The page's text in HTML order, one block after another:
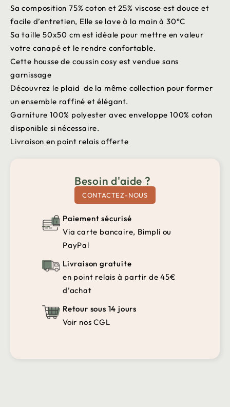
Sa composition 75% coton et 25% viscose est douce et
facile d’entretien, Elle se lave à la main à 30°C
Sa taille 50x50 cm est idéale pour mettre en valeur
votre canapé et le rendre confortable.
Cette housse de coussin cosy est vendue sans
garnissage
Découvrez le plaid de la même collection pour former
un ensemble raffiné et élégant.
Garniture 100% polyester avec enveloppe 100% coton
disponible si nécessaire.
Livraison en point relais offerte
Besoin d'aide ?
CONTACTEZ-NOUS
Paiement sécurisé
Via carte bancaire, Bimpli ou
PayPal
Livraison gratuite
en point relais à partir de 45€
d’achat
Retour sous 14 jours
Voir nos CGL